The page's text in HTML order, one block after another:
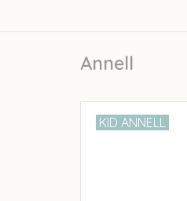
Annell
KID ANNELL